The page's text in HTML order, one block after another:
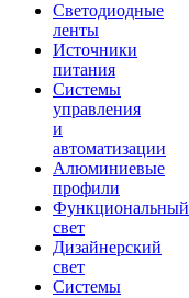
Светодиодные
ленты
Источники
питания
Системы
управления
и
автоматизации
Алюминиевые
профили
Функциональный
свет
Дизайнерский
свет
Системы